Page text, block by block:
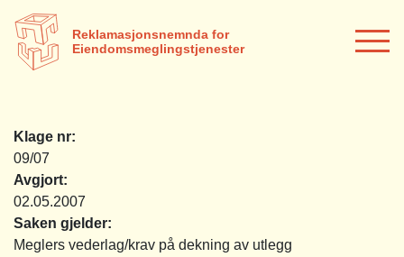
Reklamasjonsnemnda for
Eiendomsmeglingstjenester
Klage nr:
09/07
Avgjort:
02.05.2007
Saken gjelder:
Meglers vederlag/krav på dekning av utlegg